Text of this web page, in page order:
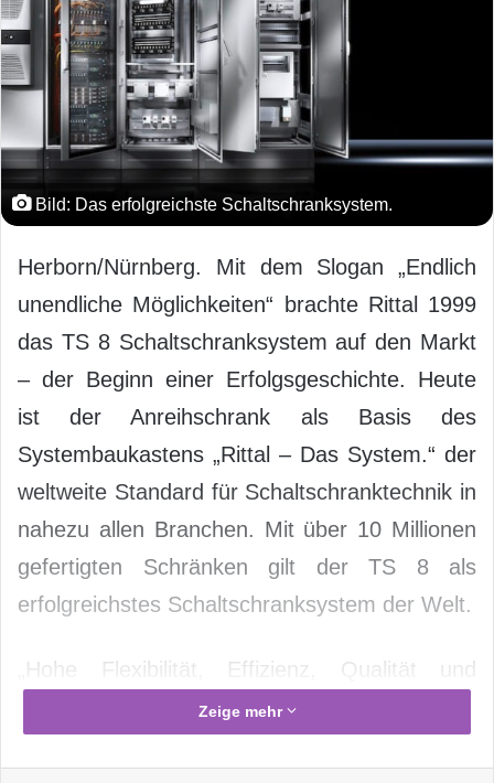
Bild: Das erfolgreichste Schaltschranksystem.
Herborn/Nürnberg. Mit dem Slogan „Endlich
unendliche Möglichkeiten“ brachte Rittal 1999
das TS 8 Schaltschranksystem auf den Markt
– der Beginn einer Erfolgsgeschichte. Heute
ist der Anreihschrank als Basis des
Systembaukastens „Rittal – Das System.“ der
weltweite Standard für Schaltschranktechnik in
nahezu allen Branchen. Mit über 10 Millionen
gefertigten Schränken gilt der TS 8 als
erfolgreichstes Schaltschranksystem der Welt.
„Hohe Flexibilität, Effizienz, Qualität und
Sicherheit – das sind die Eigenschaften, die
Zeige mehr